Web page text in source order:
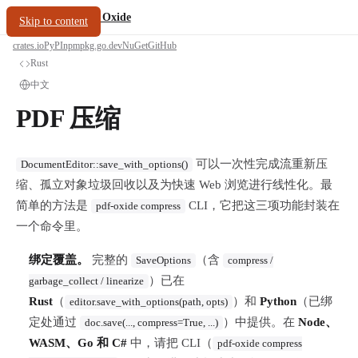
Skip to content
oxide.fyi/PDF Oxide
crates.ioPyPInpmpkg.go.devNuGetGitHub
Rust
中文
PDF 压缩
DocumentEditor::save_with_options()
可以一次性完成流重新压
缩、孤立对象垃圾回收以及为快速 Web 浏览进行线性化。最
简单的方法是
pdf-oxide compress
CLI，它把这三项功能封装在
一个命令里。
绑定覆盖。 完整的 SaveOptions （含
compress /
garbage_collect / linearize ）已在
Rust （ editor.save_with_options(path, opts) ）和 Python （已绑
定处通过
doc.save(..., compress=True, ...) ）中提供。在 Node、
WASM、Go 和 C# 中，请把 CLI（ pdf-oxide compress